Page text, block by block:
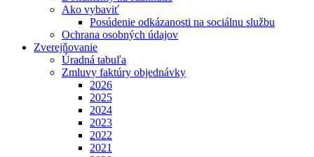
Ako vybaviť
Posúdenie odkázanosti na sociálnu službu
Ochrana osobných údajov
Zverejňovanie
Úradná tabuľa
Zmluvy faktúry objednávky
2026
2025
2024
2023
2022
2021